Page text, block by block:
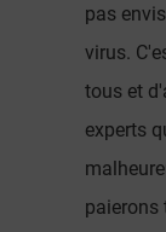
pas
virus.
tous et
experts
paierons